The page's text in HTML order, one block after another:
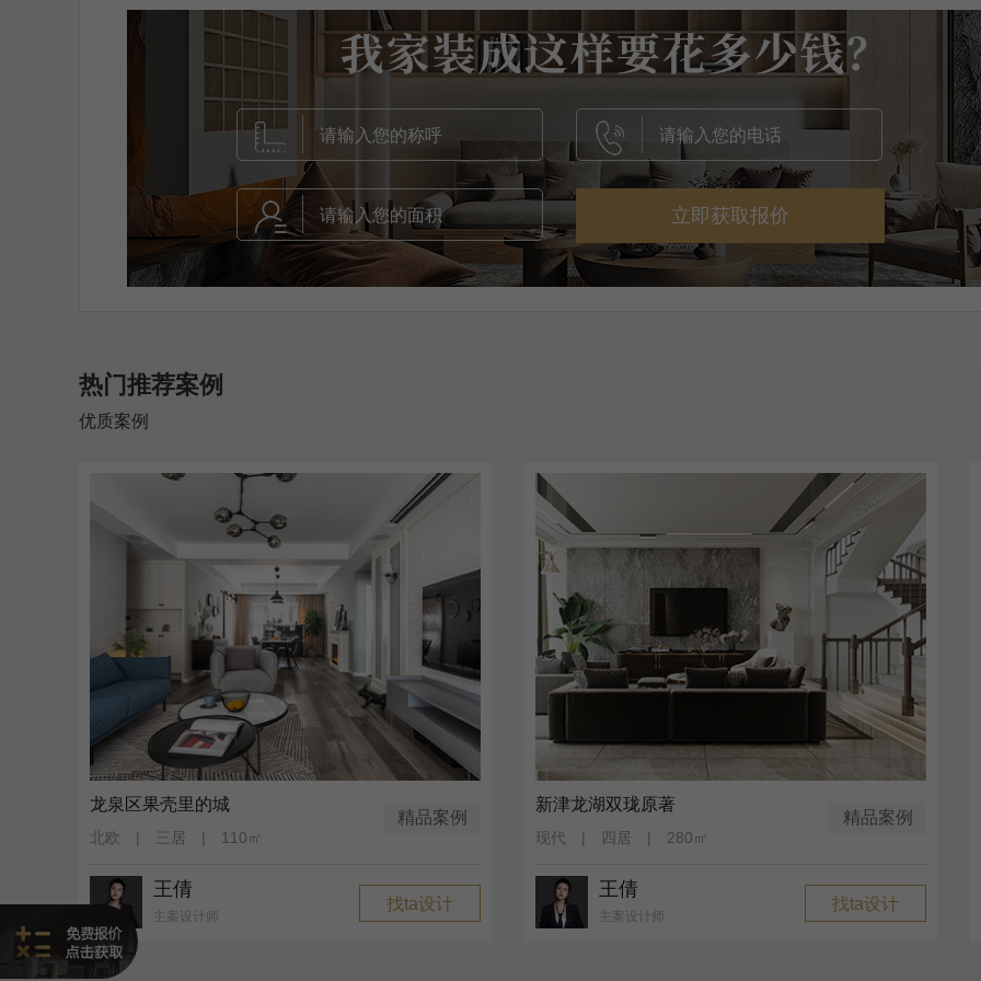
热门推荐案例
优质案例
精品案例
龙泉区果壳里的城
北欧 | 三居 | 110㎡
王倩
主案设计师
找ta设计
精品案例
新津龙湖双珑原著
现代 | 四居 | 280㎡
王倩
主案设计师
找ta设计